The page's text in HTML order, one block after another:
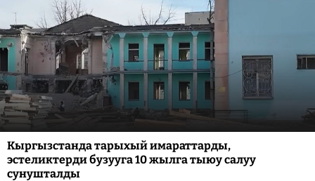
Кыргызстанда тарыхый имараттарды,
эстеликтерди бузууга 10 жылга тыюу салуу
сунушталды